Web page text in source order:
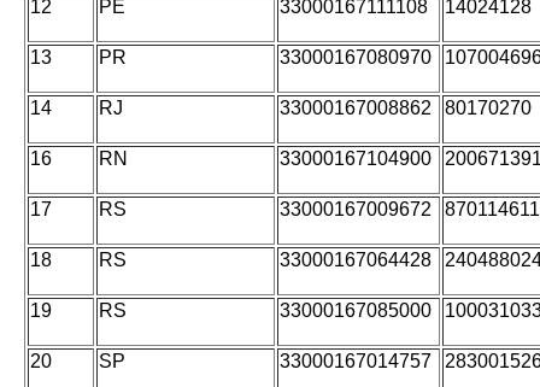
12 PE 33000167111108 14024128
13 PR 33000167080970
14 RJ 33000167008862 80170270
16 RN 33000167104900
17 RS 33000167009672 870114611
18 RS 33000167064428
19 RS 33000167085000
20 SP 33000167014757